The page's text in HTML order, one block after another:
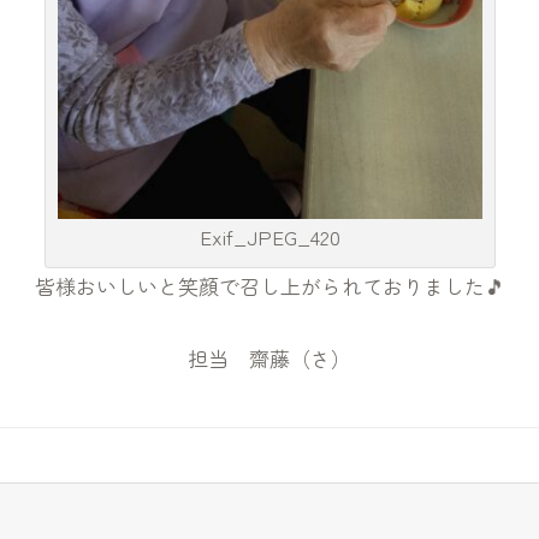
Exif_JPEG_420
皆様おいしいと笑顔で召し上がられておりました🎵
担当 齋藤（さ）